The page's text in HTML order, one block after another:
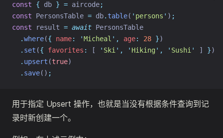
const { db } = aircode;
const PersonsTable = db. table( ' persons ' ) ;
const result = await PersonsTable
.where({ name: 'Micheal ' , age: 28 })
. set ({ favorites : [ ' Ski ' , ' Hiking' , ' Sushi ' ] })
. upsert (true)
. save() ;
用于指定 Upsert 操作，也就是当没有根据条件查询到记
录时新创建一个。